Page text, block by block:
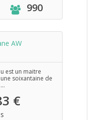
990
AW
est un maitre
soixantaine de
€